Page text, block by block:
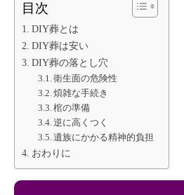
目次
DIY葬とは
DIY葬は安い
DIY葬の落とし穴
衛生面の危険性
煩雑な手続き
棺の準備
逆に高くつく
遺族にかかる精神的負担
おわりに